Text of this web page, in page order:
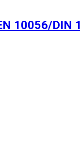
10056/DIN